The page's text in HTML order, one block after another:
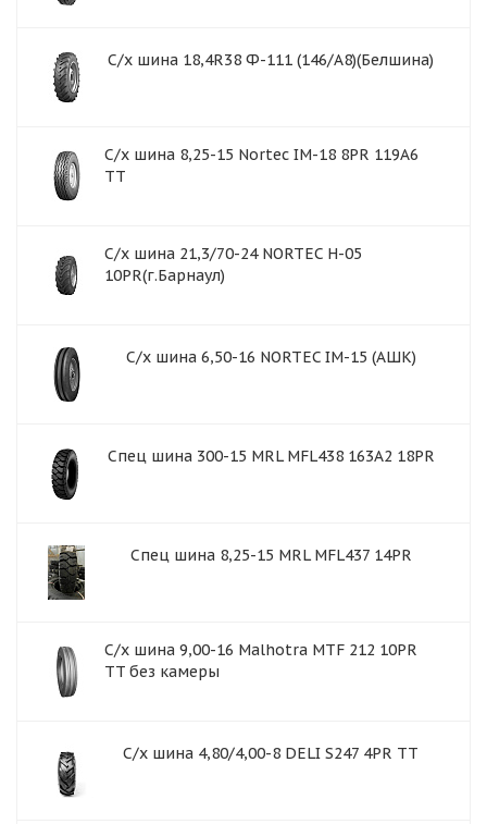
С/х шина 18,4R38 Ф-111 (146/А8)(Белшина)
С/х шина 8,25-15 Nortec IM-18 8PR 119A6
TT
С/х шина 21,3/70-24 NORTEC H-05
10PR(г.Барнаул)
С/х шина 6,50-16 NORTEC IM-15 (АШК)
Спец шина 300-15 MRL MFL438 163A2 18PR
Спец шина 8,25-15 MRL MFL437 14PR
С/х шина 9,00-16 Malhotra MTF 212 10PR
TT без камеры
С/х шина 4,80/4,00-8 DELI S247 4PR TT